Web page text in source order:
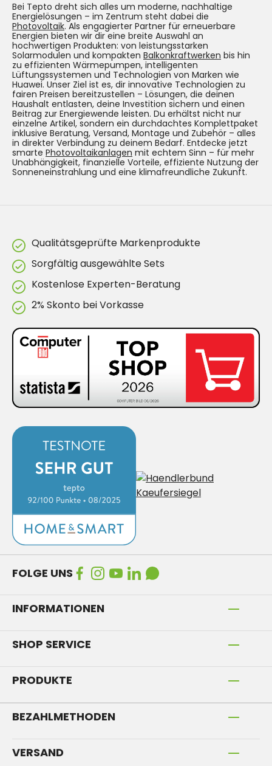
Bei Tepto dreht sich alles um moderne, nachhaltige
Energielösungen – im Zentrum steht dabei die
Photovoltaik. Als engagierter Partner für erneuerbare
Energien bieten wir dir eine breite Auswahl an
hochwertigen Produkten: von leistungsstarken
Solarmodulen und kompakten Balkonkraftwerken bis hin
zu effizienten Wärmepumpen, intelligenten
Lüftungssystemen und Technologien von Marken wie
Huawei. Unser Ziel ist es, dir innovative Technologien zu
fairen Preisen bereitzustellen – Lösungen, die deinen
Haushalt entlasten, deine Investition sichern und einen
Beitrag zur Energiewende leisten. Du erhältst nicht nur
einzelne Artikel, sondern ein durchdachtes Komplettpaket
inklusive Beratung, Versand, Montage und Zubehör – alles
in direkter Verbindung zu deinem Bedarf. Entdecke jetzt
smarte Photovoltaikanlagen mit echtem Sinn – für mehr
Unabhängigkeit, finanzielle Vorteile, effiziente Nutzung der
Sonneneinstrahlung und eine klimafreundliche Zukunft.
Qualitätsgeprüfte Markenprodukte
Sorgfältig ausgewählte Sets
Kostenlose Experten-Beratung
2% Skonto bei Vorkasse
FOLGE UNS
INFORMATIONEN
SHOP SERVICE
PRODUKTE
BEZAHLMETHODEN
VERSAND